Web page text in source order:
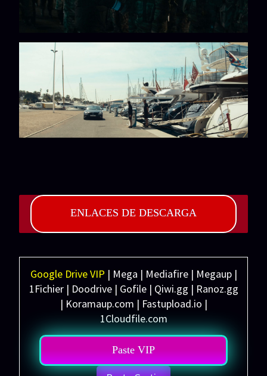
ENLACES DE DESCARGA
Google Drive VIP | Mega | Mediafire | Megaup |
1Fichier | Doodrive | Gofile | Qiwi.gg | Ranoz.gg
| Koramaup.com | Fastupload.io |
1Cloudfile.com
Paste VIP